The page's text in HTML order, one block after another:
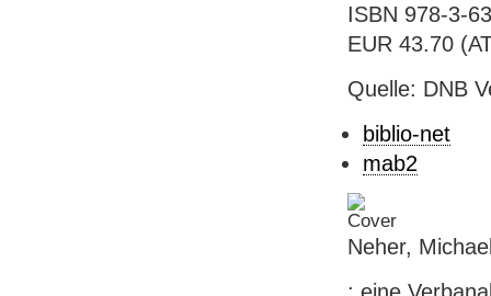
ISBN 978-3-
EUR 43.70
Quelle: DNB
biblio-net
mab2
Neher,